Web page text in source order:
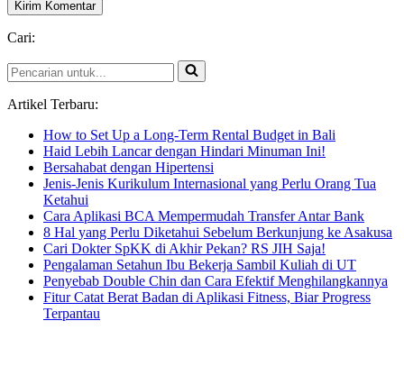
Cari:
Pencarian
untuk...
Artikel Terbaru:
How to Set Up a Long-Term Rental Budget in Bali
Haid Lebih Lancar dengan Hindari Minuman Ini!
Bersahabat dengan Hipertensi
Jenis-Jenis Kurikulum Internasional yang Perlu Orang Tua
Ketahui
Cara Aplikasi BCA Mempermudah Transfer Antar Bank
8 Hal yang Perlu Diketahui Sebelum Berkunjung ke Asakusa
Cari Dokter SpKK di Akhir Pekan? RS JIH Saja!
Pengalaman Setahun Ibu Bekerja Sambil Kuliah di UT
Penyebab Double Chin dan Cara Efektif Menghilangkannya
Fitur Catat Berat Badan di Aplikasi Fitness, Biar Progress
Terpantau